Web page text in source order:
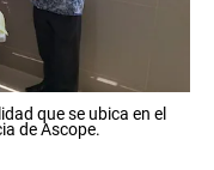
que se ubica en el
de Ascope.